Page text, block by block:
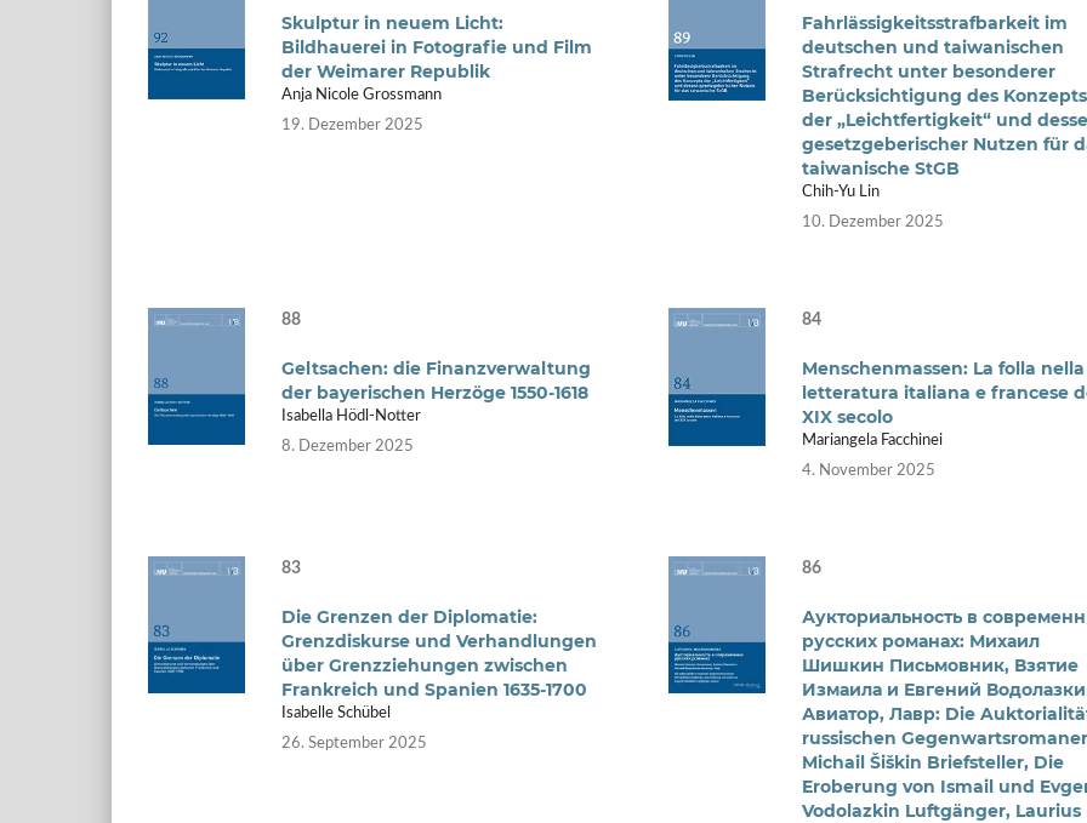
Skulptur in neuem Licht:
Bildhauerei in Fotografie und Film
der Weimarer Republik
Anja Nicole Grossmann
19. Dezember 2025
Fahrlässigkeitsstrafbarkeit im
deutschen und taiwanischen
Strafrecht unter besonderer
Berücksichtigung des Konzepts
der „Leichtfertigkeit“ und
gesetzgeberischer Nutzen für
taiwanische StGB
Chih-Yu Lin
10. Dezember 2025
88
Geltsachen: die Finanzverwaltung
der bayerischen Herzöge 1550-1618
Isabella Hödl-Notter
8. Dezember 2025
84
Menschenmassen: La folla nella
letteratura italiana e francese
XIX secolo
Mariangela Facchinei
4. November 2025
83
Die Grenzen der Diplomatie:
Grenzdiskurse und Verhandlungen
über Grenzziehungen zwischen
Frankreich und Spanien 1635-1700
Isabelle Schübel
26. September 2025
86
Аукториальность в
русских романах: Михаил
Шишкин Письмовник, Взятие
Измаила и Евгений
Авиатор, Лавр: Die
russischen
Michail Šiškin Briefsteller, Die
Eroberung von Ismail und
Vodolazkin Luftgänger, Laurius